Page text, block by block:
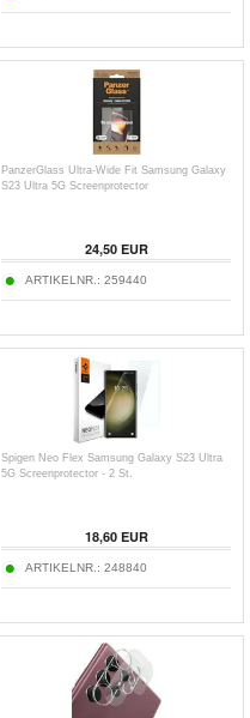
PanzerGlass Ultra-Wide Fit Samsung Galaxy
S23 Ultra 5G Screenprotector
24,50EUR
ARTIKELNR.: 259440
Spigen Neo Flex Samsung Galaxy S23 Ultra
5G Screenprotector - 2 St.
18,60EUR
ARTIKELNR.: 248840